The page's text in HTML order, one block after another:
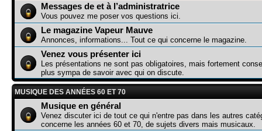
Messages de et à l’administratrice
Vous pouvez me poser vos questions ici.
Le magazine Vapeur Mauve
Annonces, informations... Tout ce qui concerne le magazine.
Venez vous présenter ici
Les présentations ne sont pas obligatoires, mais fortement
plus sympa de savoir avec qui on discute.
MUSIQUE DES ANNÉES 60 ET 70
Musique en général
Venez discuter ici de tout ce qui n'entre pas dans les autres
concerne les années 60 et 70, de sujets divers mais musicaux.